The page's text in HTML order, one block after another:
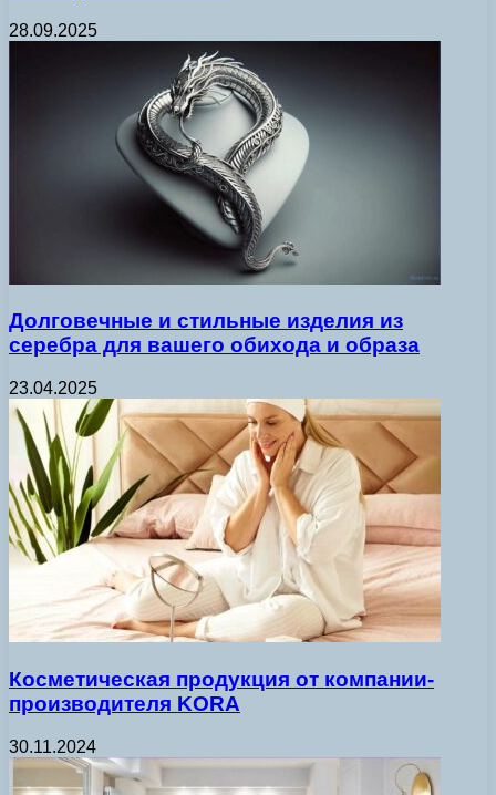
28.09.2025
Долговечные и стильные изделия из
серебра для вашего обихода и образа
23.04.2025
Косметическая продукция от компании-
производителя KORA
30.11.2024